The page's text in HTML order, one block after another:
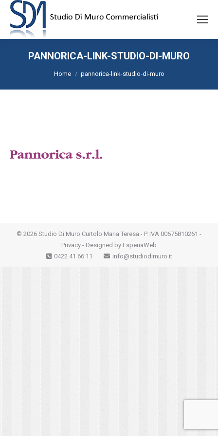
PANNORICA-LINK-STUDIO-DI-MURO
Tu sei qui:
Home pannorica-link-studio-di-muro
© 2026 Studio Di Muro Curtolo Maria Teresa - P. IVA 00675810261 -
Privacy - Designed by EsperiaWeb
0422 41 66 11
info@studiodimuro.it